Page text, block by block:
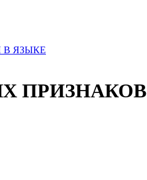
ЯЗЫКЕ
ПРИЗНАКОВ